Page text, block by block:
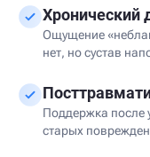
Хронический
Ощущение
нет, но сустав
Поддержка после
старых